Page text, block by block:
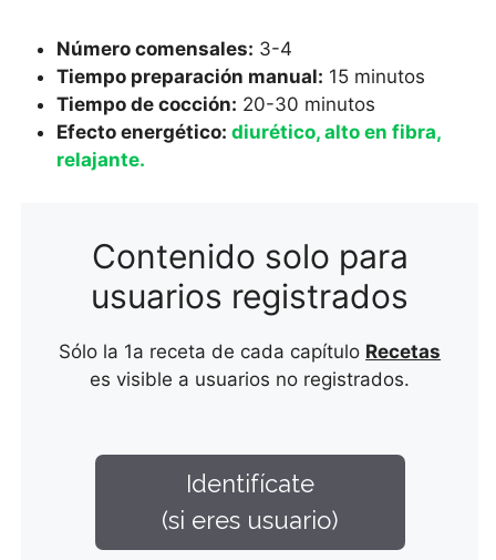
Número comensales: 3-4
Tiempo preparación manual: 15 minutos
Tiempo de cocción: 20-30 minutos
Efecto energético:diurético, alto en fibra,
relajante.
Contenido solo para
usuarios registrados
Sólo la 1a receta de cada capítulo Recetas
es visible a usuarios no registrados.
Identifícate
(si eres usuario)